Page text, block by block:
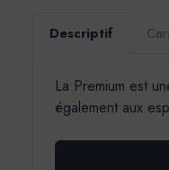
Descriptif
La Premium est
également aux